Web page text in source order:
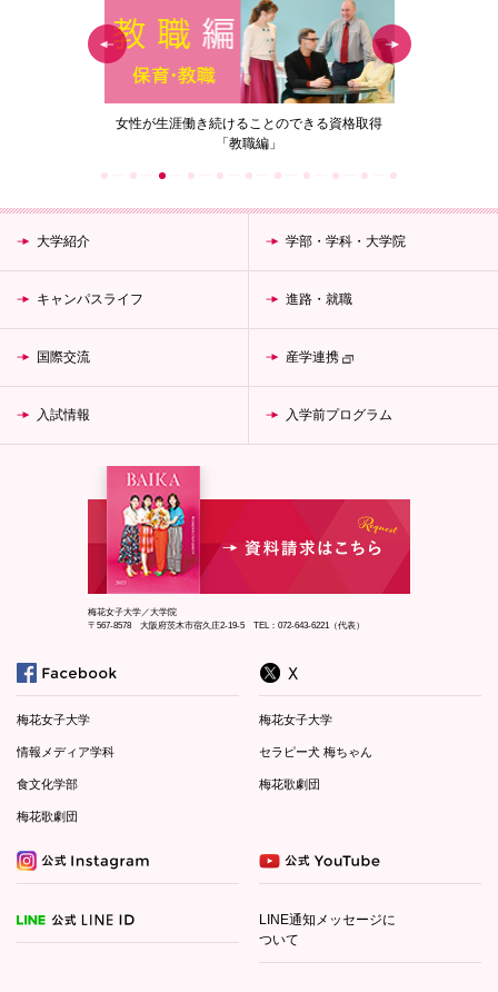
女性が生涯働き続けることのできる資格取得
「教職編」
大学紹介 学部・学科・大学院
キャンパスライフ 進路・就職
国際交流 産学連携
入試情報 入学前プログラム
梅花女子大学／大学院
〒567-8578 大阪府茨木市宿久庄2-19-5 TEL：072-643-6221（代表）
梅花女子大学
情報メディア学科
食文化学部
梅花歌劇団
梅花女子大学
セラピー犬 梅ちゃん
梅花歌劇団
LINE通知メッセージに
ついて